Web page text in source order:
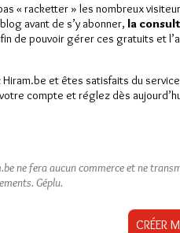
un peu
cet article, vous pouvez
LE DÉVERROUILLER
« racketter » les nombreux
avant de s’y abonner, la
de pouvoir gérer ces gratuits et
Hiram.be et êtes satisfaits du
compte et réglez dès
ne fera aucun commerce et ne
Géplu.
CRÉER